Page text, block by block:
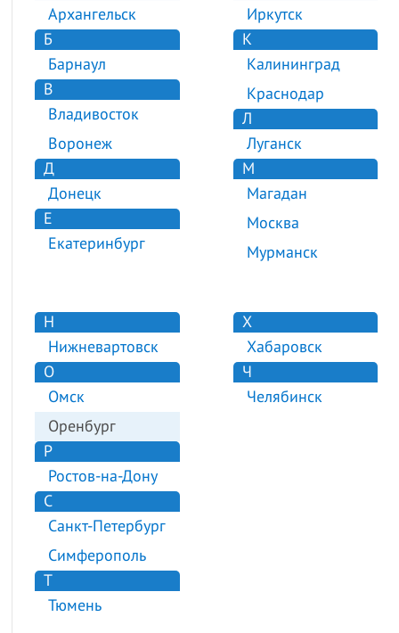
Архангельск
Б
Барнаул
В
Владивосток
Воронеж
Д
Донецк
Е
Екатеринбург
Иркутск
К
Калининград
Краснодар
Л
Луганск
М
Магадан
Москва
Мурманск
Н
Нижневартовск
О
Омск
Оренбург
Р
Ростов-на-Дону
С
Санкт-Петербург
Симферополь
Т
Тюмень
Х
Хабаровск
Ч
Челябинск